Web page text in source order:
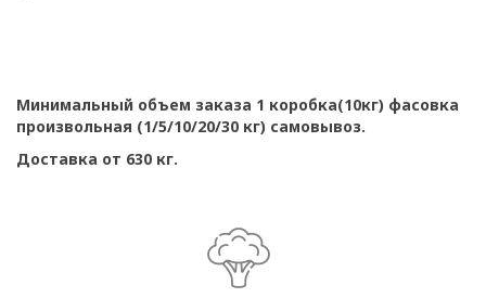
Минимальный объем заказа 1 коробка(10кг) фасовка
произвольная (1/5/10/20/30 кг) самовывоз.
Доставка от 630 кг.